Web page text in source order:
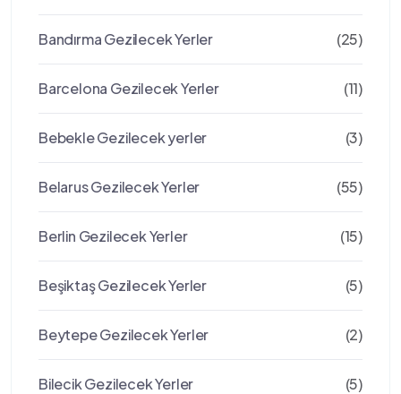
Bandırma Gezilecek Yerler (25)
Barcelona Gezilecek Yerler (11)
Bebekle Gezilecek yerler (3)
Belarus Gezilecek Yerler (55)
Berlin Gezilecek Yerler (15)
Beşiktaş Gezilecek Yerler (5)
Beytepe Gezilecek Yerler (2)
Bilecik Gezilecek Yerler (5)